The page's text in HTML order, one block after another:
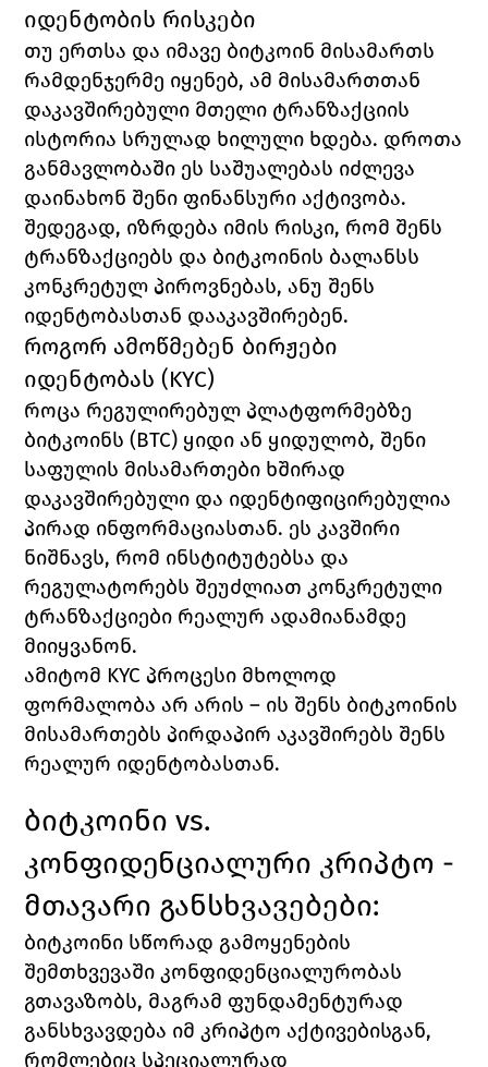
იდენტობის რისკები
თუ ერთსა და იმავე ბიტკოინ მისამართს
რამდენჯერმე იყენებ, ამ მისამართთან
დაკავშირებული მთელი ტრანზაქციის
ისტორია სრულად ხილული ხდება. დროთა
განმავლობაში ეს საშუალებას იძლევა
დაინახონ შენი ფინანსური აქტივობა.
შედეგად, იზრდება იმის რისკი, რომ შენს
ტრანზაქციებს და ბიტკოინის ბალანსს
კონკრეტულ პიროვნებას, ანუ შენს
იდენტობასთან დააკავშირებენ.
როგორ ამოწმებენ ბირჟები
იდენტობას (KYC)
როცა რეგულირებულ პლატფორმებზე
ბიტკოინს (BTC) ყიდი ან ყიდულობ, შენი
საფულის მისამართები ხშირად
დაკავშირებული და იდენტიფიცირებულია
პირად ინფორმაციასთან. ეს კავშირი
ნიშნავს, რომ ინსტიტუტებსა და
რეგულატორებს შეუძლიათ კონკრეტული
ტრანზაქციები რეალურ ადამიანამდე
მიიყვანონ.
ამიტომ KYC პროცესი მხოლოდ
ფორმალობა არ არის – ის შენს ბიტკოინის
მისამართებს პირდაპირ აკავშირებს შენს
რეალურ იდენტობასთან.
ბიტკოინი
კონფიდენციალური კრიპტო -
მთავარი განსხვავებები:
ბიტკოინი სწორად გამოყენების
შემთხვევაში კონფიდენციალურობას
გთავაზობს, მაგრამ ფუნდამენტურად
განსხვავდება იმ კრიპტო აქტივებისგან,
რომლებიც სპეციალურად